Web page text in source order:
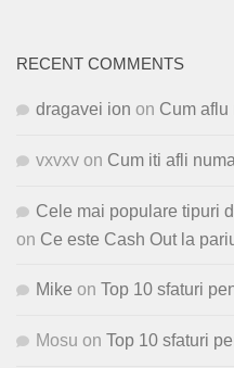
RECENT COMMENTS
dragavei ion on Cum
vxvxv on Cum iti afli
Cele mai populare tipuri
on Ce este Cash Out la
Mike on Top 10 sfaturi
Mosu on Top 10 sfaturi